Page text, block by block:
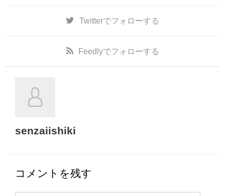
Twitterでフォローする
Feedlyでフォローする
senzaiishiki
コメントを残す